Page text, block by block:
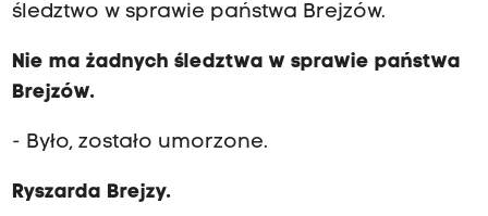
śledztwo w sprawie państwa Brejzów.
Nie ma żadnych śledztwa w sprawie państwa
Brejzów.
- Było, zostało umorzone.
Ryszarda Brejzy.